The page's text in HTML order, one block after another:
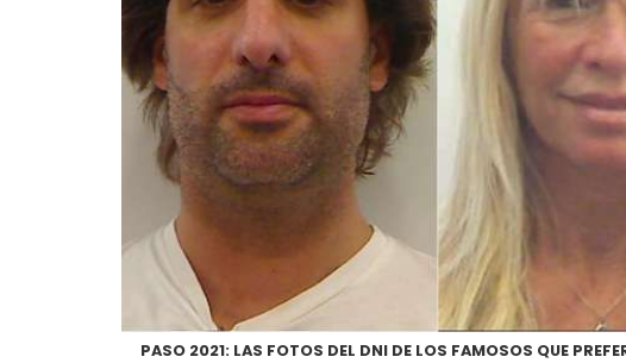
PASO 2021: LAS FOTOS DEL DNI DE LOS FAMOSOS QUE